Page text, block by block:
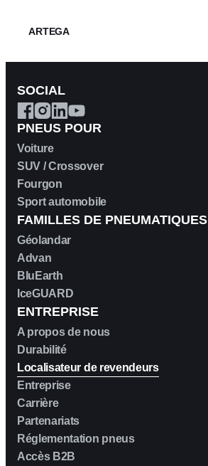
PNEUS POUR
Voiture
SUV / Crossover
Fourgon
Sport automobile
FAMILLES DE PNEUMATIQUES
Géolandar
Advan
BluEarth
IceGUARD
ENTREPRISE
A propos de nous
Durabilité
Localisateur de revendeurs
Entreprise
Carrière
Partenariats
Réglementation pneus
Accès B2B
SOCIAL
ARTEGA
ASTON MARTIN
AUDI
AUSTIN
AUVERLAND
AVATR
BENTLEY
BERTONE
BMW
BORGWARD
BOVENSIEPEN